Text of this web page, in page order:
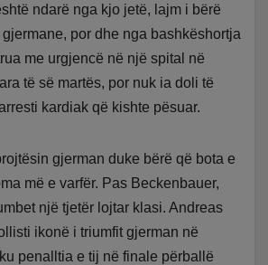
ndarë nga kjo jetë, lajm i bërë
por dhe nga bashkëshortja
me urgjencë në një spital në
të së martës, por nuk ia doli të
kardiak që kishte pësuar.
gjerman duke bërë që bota e
më e varfër. Pas Beckenbauer,
një tjetër lojtar klasi. Andreas
ikonë i triumfit gjerman në
penalltia e tij në finale përballë